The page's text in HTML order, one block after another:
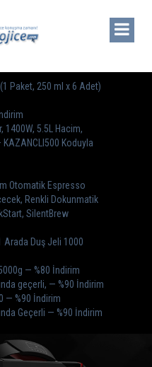
Paket, 250 ml x 6 Adet)
1400W, 5.5L Hacim,
Koduyla
Otomatik Espresso
Renkli Dokunmatik
SilentBrew
Arada Duş Jeli 1000
— %80 İndirim
geçerli, — %90 İndirim
— %90 İndirim
Geçerli — %90 İndirim